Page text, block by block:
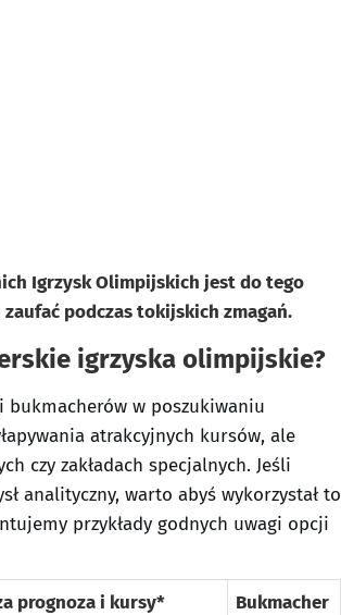
Igrzysk Olimpijskich jest do tego
podczas tokijskich zmagań.
igrzyska olimpijskie?
w poszukiwaniu
atrakcyjnych kursów, ale
czy zakładach specjalnych. Jeśli
analityczny, warto abyś wykorzystał to
przykłady godnych uwagi opcji
prognoza i kursy*
Bukmacher